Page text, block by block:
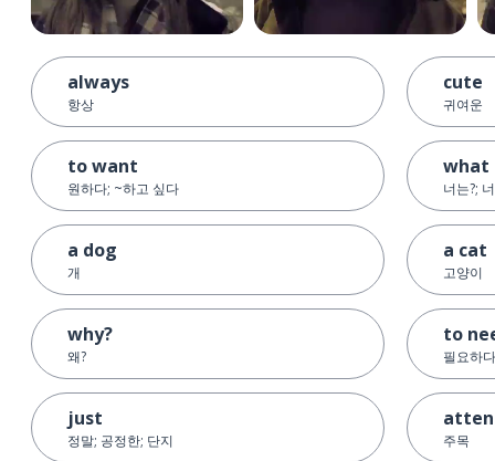
always
항상
to want
원하다; ~하고 싶다
a dog
개
why?
왜?
just
정말; 공정한; 단지
cute
귀여운
what
너는?;
a cat
고양이
to
필요하다
주목